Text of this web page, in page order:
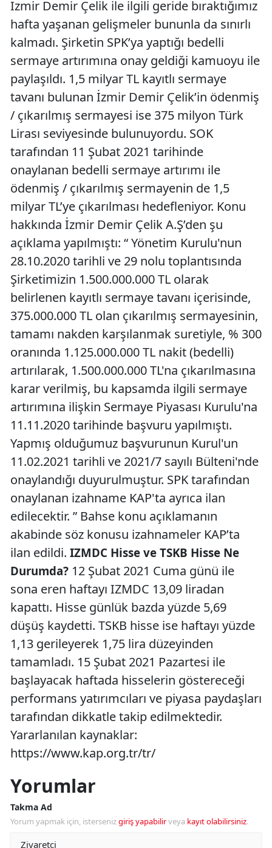
İzmir Demir Çelik ile ilgili geride bıraktığımız
hafta yaşanan gelişmeler bununla da sınırlı
kalmadı. Şirketin SPK’ya yaptığı bedelli
sermaye artırımına onay geldiği kamuoyu ile
paylaşıldı. 1,5 milyar TL kayıtlı sermaye
tavanı bulunan İzmir Demir Çelik’in ödenmiş
/ çıkarılmış sermayesi ise 375 milyon Türk
Lirası seviyesinde bulunuyordu. SOK
tarafından 11 Şubat 2021 tarihinde
onaylanan bedelli sermaye artırımı ile
ödenmiş / çıkarılmış sermayenin de 1,5
milyar TL’ye çıkarılması hedefleniyor. Konu
hakkında İzmir Demir Çelik A.Ş’den şu
açıklama yapılmıştı: “ Yönetim Kurulu'nun
28.10.2020 tarihli ve 29 nolu toplantısında
Şirketimizin 1.500.000.000 TL olarak
belirlenen kayıtlı sermaye tavanı içerisinde,
375.000.000 TL olan çıkarılmış sermayesinin,
tamamı nakden karşılanmak suretiyle, % 300
oranında 1.125.000.000 TL nakit (bedelli)
artırılarak, 1.500.000.000 TL'na çıkarılmasına
karar verilmiş, bu kapsamda ilgili sermaye
artırımına ilişkin Sermaye Piyasası Kurulu'na
11.11.2020 tarihinde başvuru yapılmıştı.
Yapmış olduğumuz başvurunun Kurul'un
11.02.2021 tarihli ve 2021/7 sayılı Bülteni'nde
onaylandığı duyurulmuştur. SPK tarafından
onaylanan izahname KAP'ta ayrıca ilan
edilecektir. ” Bahse konu açıklamanın
akabinde söz konusu izahnameler KAP’ta
ilan edildi. IZMDC Hisse ve TSKB Hisse Ne
Durumda? 12 Şubat 2021 Cuma günü ile
sona eren haftayı IZMDC 13,09 liradan
kapattı. Hisse günlük bazda yüzde 5,69
düşüş kaydetti. TSKB hisse ise haftayı yüzde
1,13 gerileyerek 1,75 lira düzeyinden
tamamladı. 15 Şubat 2021 Pazartesi ile
başlayacak haftada hisselerin göstereceği
performans yatırımcıları ve piyasa paydaşları
tarafından dikkatle takip edilmektedir.
Yararlanılan kaynaklar:
https://www.kap.org.tr/tr/
Yorumlar
Takma Ad
Yorum yapmak için, istersenizgiriş yapabilirveya kayıt olabilirsiniz.